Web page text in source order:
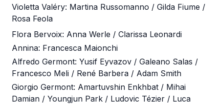
Violetta Valéry: Martina Russomanno / Gilda Fiume /
Rosa Feola
Flora Bervoix: Anna Werle / Clarissa Leonardi
Annina: Francesca Maionchi
Alfredo Germont: Yusif Eyvazov / Galeano Salas /
Francesco Meli / René Barbera / Adam Smith
Giorgio Germont: Amartuvshin Enkhbat / Mihai
Damian / Youngjun Park / Ludovic Tézier / Luca